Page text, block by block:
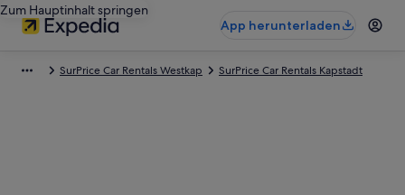
Zum Hauptinhalt springen
App herunterladen
SurPrice Car Rentals Westkap SurPrice Car Rentals Kapstadt